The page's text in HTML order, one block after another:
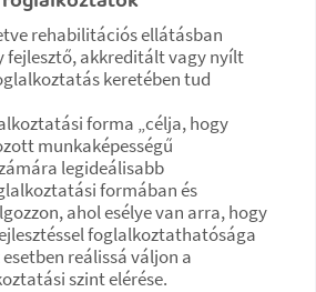
rehabilitációs ellátásban
fejlesztő, akkreditált vagy nyílt
keretében tud
forma „célja, hogy
munkaképességű
legideálisabb
formában és
ahol esélye van arra, hogy
foglalkoztathatósága
reálissá váljon a
szint elérése.